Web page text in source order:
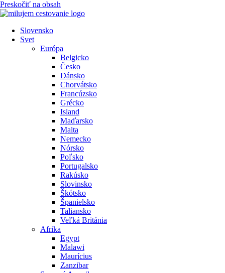
Preskočiť na obsah
Slovensko
Svet
Európa
Belgicko
Česko
Dánsko
Chorvátsko
Francúzsko
Grécko
Island
Maďarsko
Malta
Nemecko
Nórsko
Poľsko
Portugalsko
Rakúsko
Slovinsko
Škótsko
Španielsko
Taliansko
Veľká Británia
Afrika
Egypt
Malawi
Maurícius
Zanzibar